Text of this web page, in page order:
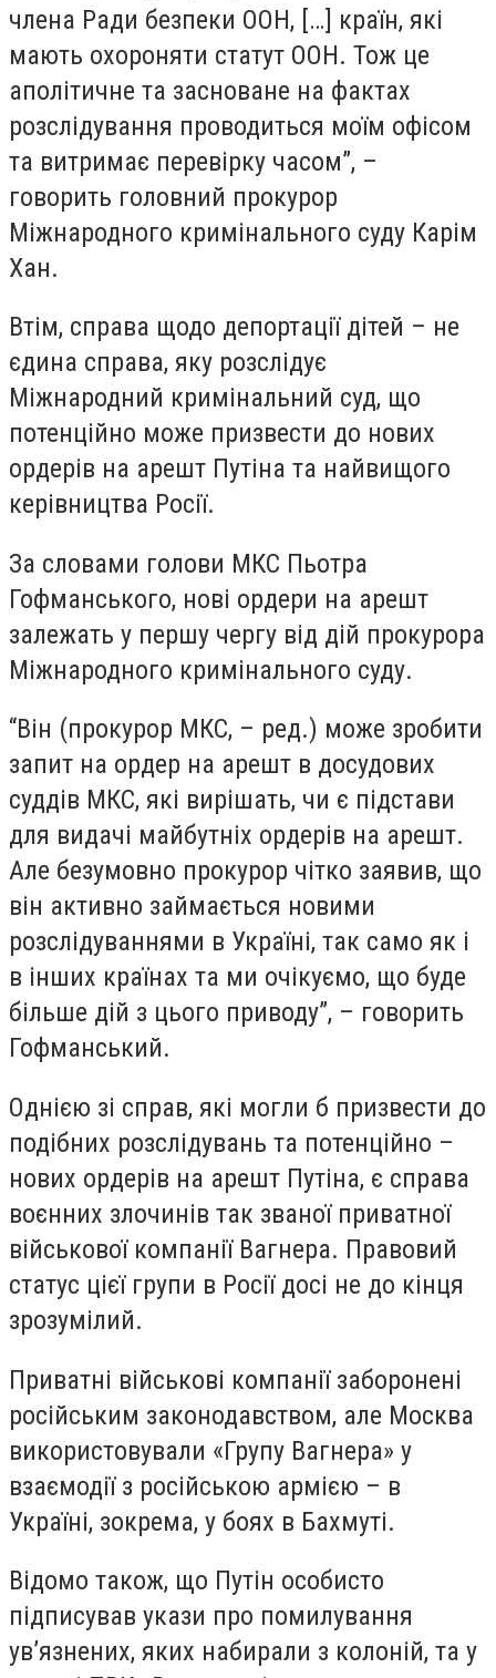
члена Ради безпеки ООН, […] країн, які
мають охороняти статут ООН. Тож це
аполітичне та засноване на фактах
розслідування проводиться моїм офісом
та витримає перевірку часом”, –
говорить головний прокурор
Міжнародного кримінального суду Карім
Хан.
Втім, справа щодо депортації дітей – не
єдина справа, яку розслідує
Міжнародний кримінальний суд, що
потенційно може призвести до нових
ордерів на арешт Путіна та найвищого
керівництва Росії.
За словами голови МКС Пьотра
Гофманського, нові ордери на арешт
залежать у першу чергу від дій прокурора
Міжнародного кримінального суду.
“Він (прокурор МКС, – ред.) може зробити
запит на ордер на арешт в досудових
суддів МКС, які вирішать, чи є підстави
для видачі майбутніх ордерів на арешт.
Але безумовно прокурор чітко заявив, що
він активно займається новими
розслідуваннями в Україні, так само як і
в інших країнах та ми очікуємо, що буде
більше дій з цього приводу”, – говорить
Гофманський.
Однією зі справ, які могли б призвести до
подібних розслідувань та потенційно –
нових ордерів на арешт Путіна, є справа
воєнних злочинів так званої приватної
військової компанії Вагнера. Правовий
статус цієї групи в Росії досі не до кінця
зрозумілий.
Приватні військові компанії заборонені
російським законодавством, але Москва
використовували «Групу Вагнера» у
взаємодії з російською армією – в
Україні, зокрема, у боях в Бахмуті.
Відомо також, що Путін особисто
підписував укази про помилування
ув’язнених, яких набирали з колоній, та у